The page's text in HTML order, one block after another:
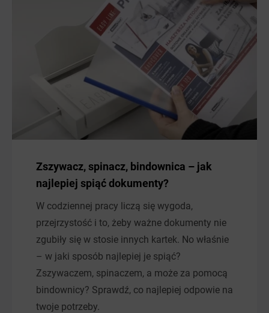
Zszywacz, spinacz, bindownica – jak
najlepiej spiąć dokumenty?
W codziennej pracy liczą się wygoda,
przejrzystość i to, żeby ważne dokumenty nie
zgubiły się w stosie innych kartek. No właśnie
– w jaki sposób najlepiej je spiąć?
Zszywaczem, spinaczem, a może za pomocą
bindownicy? Sprawdź, co najlepiej odpowie na
twoje potrzeby.